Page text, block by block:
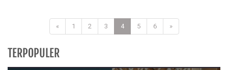
« 1 2 3 4 5 6 »
TERPOPULER